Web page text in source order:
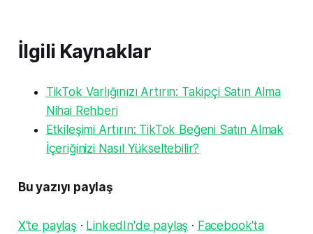
İlgili Kaynaklar
TikTok Varlığınızı Artırın: Takipçi Satın Alma
Nihai Rehberi
Etkileşimi Artırın: TikTok Beğeni Satın Almak
İçeriğinizi Nasıl Yükseltebilir?
Bu yazıyı paylaş
X'te paylaş · LinkedIn'de paylaş · Facebook'ta